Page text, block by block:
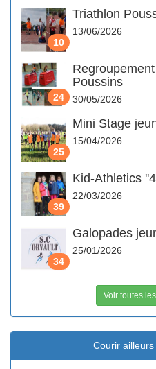
10
Triathlon
13/06/2026
24
Poussins
30/05/2026
25
Mini Stage
15/04/2026
39
Kid-Athletics
22/03/2026
34
Galopades
25/01/2026
Voir toutes
Courir ailleurs